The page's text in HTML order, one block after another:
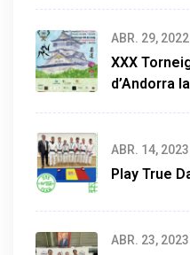
ABR. 29, 2022
XXX
d’Andorra
ABR. 14, 2023
Play True
ABR. 23, 2023